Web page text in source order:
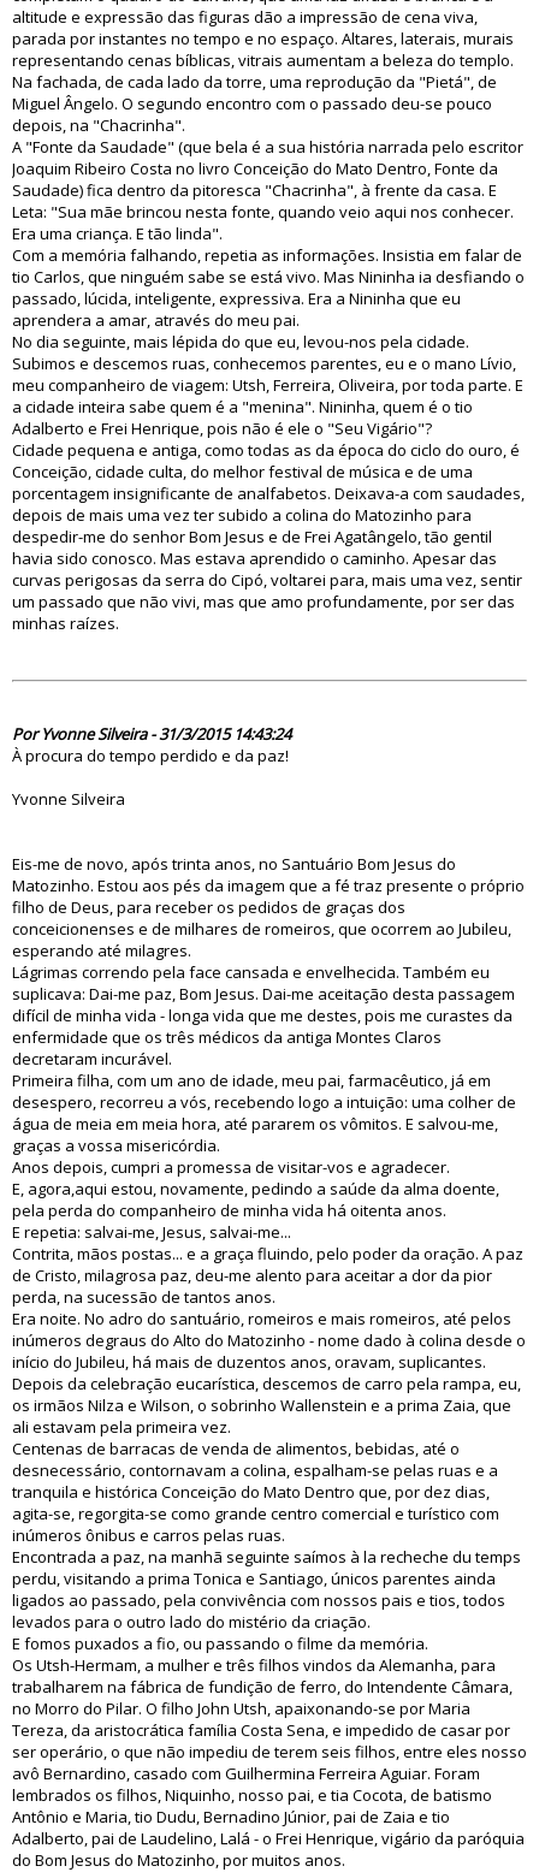
altitude e expressão das figuras dão a impressão de cena viva,
parada por instantes no tempo e no espaço. Altares, laterais, murais
representando cenas bíblicas, vitrais aumentam a beleza do templo.
Na fachada, de cada lado da torre, uma reprodução da "Pietá", de
Miguel Ângelo. O segundo encontro com o passado deu-se pouco
depois, na "Chacrinha".
A "Fonte da Saudade" (que bela é a sua história narrada pelo escritor
Joaquim Ribeiro Costa no livro Conceição do Mato Dentro, Fonte da
Saudade) fica dentro da pitoresca "Chacrinha", à frente da casa. E
Leta: "Sua mãe brincou nesta fonte, quando veio aqui nos conhecer.
Era uma criança. E tão linda".
Com a memória falhando, repetia as informações. Insistia em falar de
tio Carlos, que ninguém sabe se está vivo. Mas Nininha ia desfiando o
passado, lúcida, inteligente, expressiva. Era a Nininha que eu
aprendera a amar, através do meu pai.
No dia seguinte, mais lépida do que eu, levou-nos pela cidade.
Subimos e descemos ruas, conhecemos parentes, eu e o mano Lívio,
meu companheiro de viagem: Utsh, Ferreira, Oliveira, por toda parte. E
a cidade inteira sabe quem é a "menina". Nininha, quem é o tio
Adalberto e Frei Henrique, pois não é ele o "Seu Vigário"?
Cidade pequena e antiga, como todas as da época do ciclo do ouro, é
Conceição, cidade culta, do melhor festival de música e de uma
porcentagem insignificante de analfabetos. Deixava-a com saudades,
depois de mais uma vez ter subido a colina do Matozinho para
despedir-me do senhor Bom Jesus e de Frei Agatângelo, tão gentil
havia sido conosco. Mas estava aprendido o caminho. Apesar das
curvas perigosas da serra do Cipó, voltarei para, mais uma vez, sentir
um passado que não vivi, mas que amo profundamente, por ser das
minhas raízes.
Por Yvonne Silveira - 31/3/2015 14:43:24
À procura do tempo perdido e da paz!
Yvonne Silveira
Eis-me de novo, após trinta anos, no Santuário Bom Jesus do
Matozinho. Estou aos pés da imagem que a fé traz presente o próprio
filho de Deus, para receber os pedidos de graças dos
conceicionenses e de milhares de romeiros, que ocorrem ao Jubileu,
esperando até milagres.
Lágrimas correndo pela face cansada e envelhecida. Também eu
suplicava: Dai-me paz, Bom Jesus. Dai-me aceitação desta passagem
difícil de minha vida - longa vida que me destes, pois me curastes da
enfermidade que os três médicos da antiga Montes Claros
decretaram incurável.
Primeira filha, com um ano de idade, meu pai, farmacêutico, já em
desespero, recorreu a vós, recebendo logo a intuição: uma colher de
água de meia em meia hora, até pararem os vômitos. E salvou-me,
graças a vossa misericórdia.
Anos depois, cumpri a promessa de visitar-vos e agradecer.
E, agora,aqui estou, novamente, pedindo a saúde da alma doente,
pela perda do companheiro de minha vida há oitenta anos.
E repetia: salvai-me, Jesus, salvai-me...
Contrita, mãos postas... e a graça fluindo, pelo poder da oração. A paz
de Cristo, milagrosa paz, deu-me alento para aceitar a dor da pior
perda, na sucessão de tantos anos.
Era noite. No adro do santuário, romeiros e mais romeiros, até pelos
inúmeros degraus do Alto do Matozinho - nome dado à colina desde o
início do Jubileu, há mais de duzentos anos, oravam, suplicantes.
Depois da celebração eucarística, descemos de carro pela rampa, eu,
os irmãos Nilza e Wilson, o sobrinho Wallenstein e a prima Zaia, que
ali estavam pela primeira vez.
Centenas de barracas de venda de alimentos, bebidas, até o
desnecessário, contornavam a colina, espalham-se pelas ruas e a
tranquila e histórica Conceição do Mato Dentro que, por dez dias,
agita-se, regorgita-se como grande centro comercial e turístico com
inúmeros ônibus e carros pelas ruas.
Encontrada a paz, na manhã seguinte saímos à la recheche du temps
perdu, visitando a prima Tonica e Santiago, únicos parentes ainda
ligados ao passado, pela convivência com nossos pais e tios, todos
levados para o outro lado do mistério da criação.
E fomos puxados a fio, ou passando o filme da memória.
Os Utsh-Hermam, a mulher e três filhos vindos da Alemanha, para
trabalharem na fábrica de fundição de ferro, do Intendente Câmara,
no Morro do Pilar. O filho John Utsh, apaixonando-se por Maria
Tereza, da aristocrática família Costa Sena, e impedido de casar por
ser operário, o que não impediu de terem seis filhos, entre eles nosso
avô Bernardino, casado com Guilhermina Ferreira Aguiar. Foram
lembrados os filhos, Niquinho, nosso pai, e tia Cocota, de batismo
Antônio e Maria, tio Dudu, Bernadino Júnior, pai de Zaia e tio
Adalberto, pai de Laudelino, Lalá - o Frei Henrique, vigário da paróquia
do Bom Jesus do Matozinho, por muitos anos.